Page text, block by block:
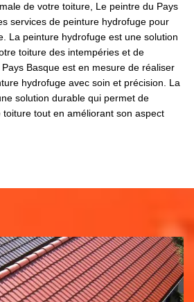
de votre toiture, Le peintre du Pays
services de peinture hydrofuge pour
La peinture hydrofuge est une solution
toiture des intempéries et de
Basque est en mesure de réaliser
hydrofuge avec soin et précision. La
solution durable qui permet de
tout en améliorant son aspect